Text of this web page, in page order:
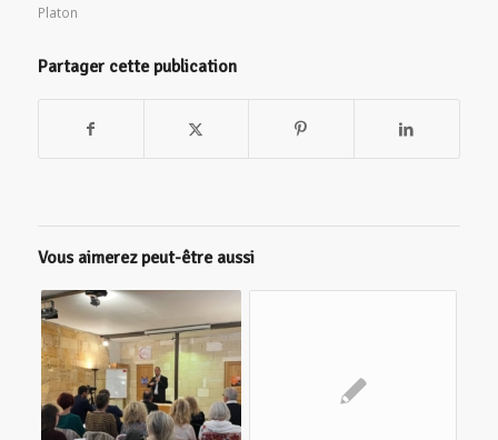
Platon
Partager cette publication
Vous aimerez peut-être aussi